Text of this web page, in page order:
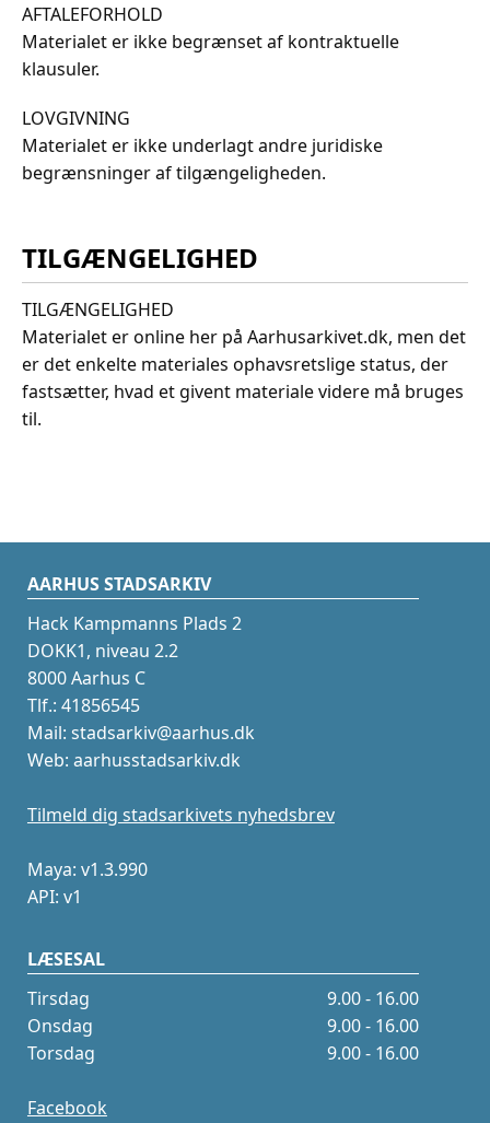
AFTALEFORHOLD
Materialet er ikke begrænset af kontraktuelle
klausuler.
LOVGIVNING
Materialet er ikke underlagt andre juridiske
begrænsninger af tilgængeligheden.
TILGÆNGELIGHED
TILGÆNGELIGHED
Materialet er online her på Aarhusarkivet.dk, men det
er det enkelte materiales ophavsretslige status, der
fastsætter, hvad et givent materiale videre må bruges
til.
AARHUS STADSARKIV
Hack Kampmanns Plads 2
DOKK1, niveau 2.2
8000 Aarhus C
Tlf.: 41856545
Mail: stadsarkiv@aarhus.dk
Web: aarhusstadsarkiv.dk
Tilmeld dig stadsarkivets nyhedsbrev
Maya: v1.3.990
API: v1
LÆSESAL
Tirsdag
9.00 - 16.00
Onsdag
9.00 - 16.00
Torsdag
9.00 - 16.00
Facebook